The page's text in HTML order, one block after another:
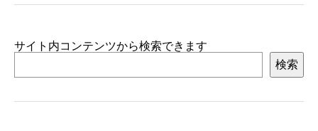
サイト内コンテンツから検索できます
検索